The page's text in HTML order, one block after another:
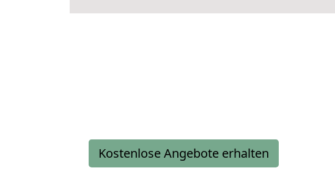
Kostenlose Angebote erhalten